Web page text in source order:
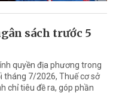
sách trước 5
quyền địa phương trong
tháng 7/2026, Thuế cơ sở
chỉ tiêu đề ra, góp phần